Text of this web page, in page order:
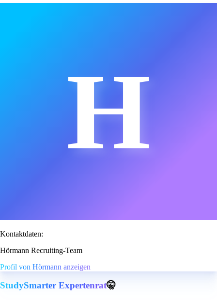
H
Kontaktdaten:
Hörmann Recruiting-Team
Profil von Hörmann anzeigen
StudySmarter Expertenrat🤫